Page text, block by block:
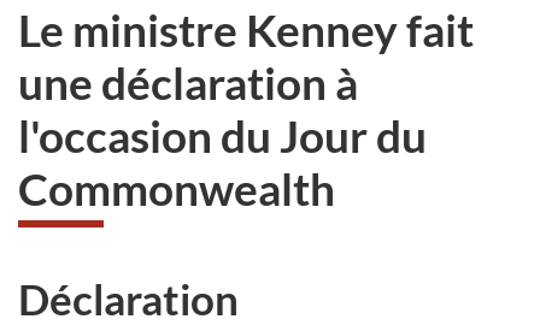
ici :
Le ministre Kenney fait
une déclaration à
l'occasion du Jour du
Commonwealth
Déclaration